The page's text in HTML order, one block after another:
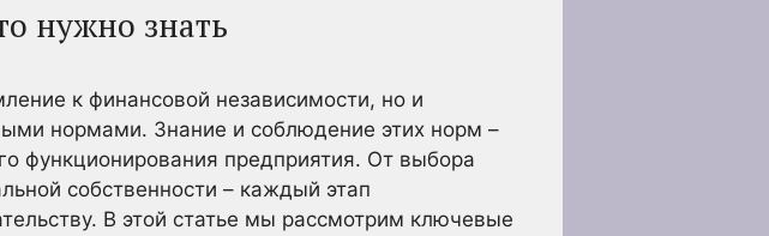
нужно знать
к финансовой независимости, но и
нормами. Знание и соблюдение этих норм –
функционирования предприятия. От выбора
собственности – каждый этап
В этой статье мы рассмотрим ключевые